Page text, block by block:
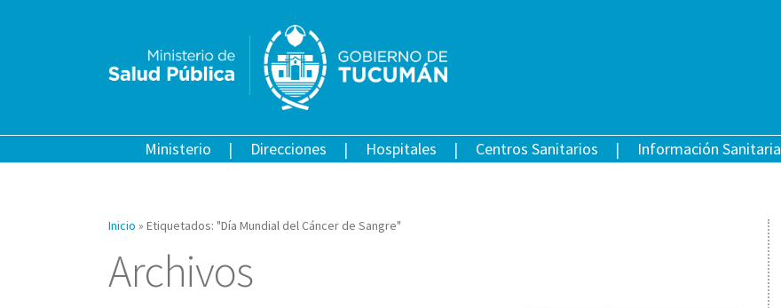
Ministerio Direcciones Hospitales Centros Sanitarios Información Sanitaria
Inicio » Etiquetados: "Día Mundial del Cáncer de Sangre"
Archivos